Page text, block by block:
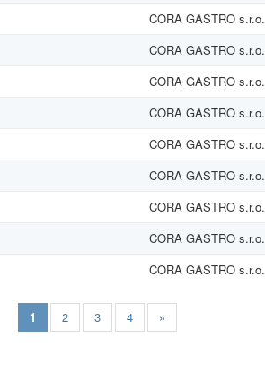
CORA GASTRO s.r.o.
CORA GASTRO s.r.o.
CORA GASTRO s.r.o.
CORA GASTRO s.r.o.
CORA GASTRO s.r.o.
CORA GASTRO s.r.o.
CORA GASTRO s.r.o.
CORA GASTRO s.r.o.
CORA GASTRO s.r.o.
1 2 3 4 »